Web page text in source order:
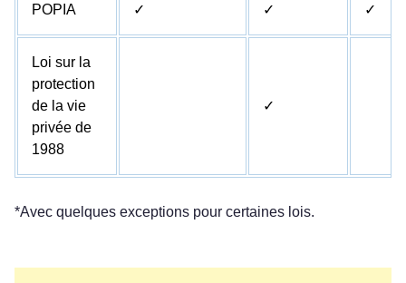
POPIA ✓ ✓ ✓
Loi sur la
protection
de la vie
privée de
1988
✓
*Avec quelques exceptions pour certaines lois.